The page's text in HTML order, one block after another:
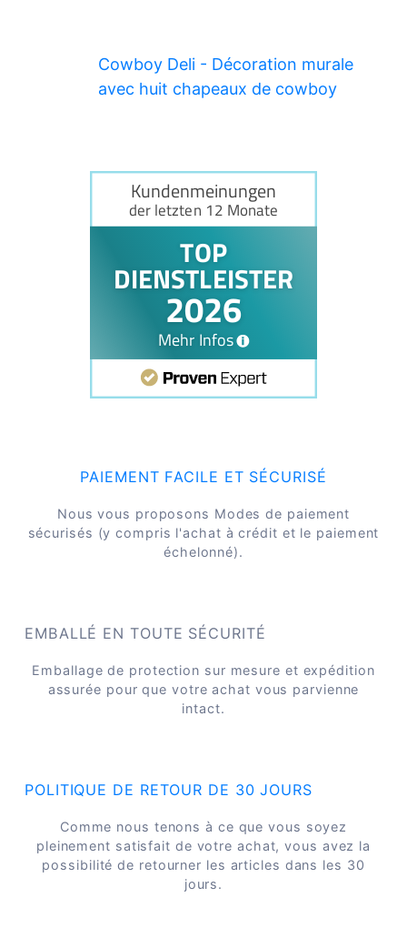
Cowboy Deli - Décoration murale
avec huit chapeaux de cowboy
PAIEMENT FACILE ET SÉCURISÉ
Nous vous proposons Modes de paiement
sécurisés (y compris l'achat à crédit et le paiement
échelonné).
EMBALLÉ EN TOUTE SÉCURITÉ
Emballage de protection sur mesure et expédition
assurée pour que votre achat vous parvienne
intact.
POLITIQUE DE RETOUR DE 30 JOURS
Comme nous tenons à ce que vous soyez
pleinement satisfait de votre achat, vous avez la
possibilité de retourner les articles dans les 30
jours.